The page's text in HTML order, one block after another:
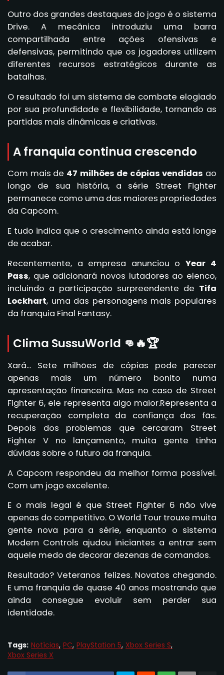
Outro dos grandes destaques do jogo é o sistema
Drive. A mecânica introduziu uma barra
compartilhada entre ações ofensivas e
defensivas, permitindo que os jogadores utilizem
diferentes recursos estratégicos durante as
batalhas.
O resultado foi um sistema de combate elogiado
por sua profundidade e flexibilidade, tornando as
partidas mais dinâmicas e criativas.
A franquia continua crescendo
Com mais de 47 milhões de cópias vendidas ao
longo de sua história, a série Street Fighter
permanece como uma das maiores propriedades
da Capcom.
E tudo indica que o crescimento ainda está longe
de acabar.
Recentemente, a empresa anunciou o Year 4
Pass, que adicionará novos lutadores ao elenco,
incluindo a participação surpreendente de Tifa
Lockhart, uma das personagens mais populares
da franquia Final Fantasy.
Clima SussuWorld 👊🔥🏆
Xará... Sete milhões de cópias pode parecer
apenas mais um número bonito numa
apresentação financeira. Mas no caso de Street
Fighter 6, ele representa algo maior.Representa a
recuperação completa da confiança dos fãs.
Depois dos problemas que cercaram Street
Fighter V no lançamento, muita gente tinha
dúvidas sobre o futuro da franquia.
A Capcom respondeu da melhor forma possível.
Com um jogo excelente.
E o mais legal é que Street Fighter 6 não vive
apenas do competitivo. O World Tour trouxe muita
gente nova para a série, enquanto o sistema
Modern Controls ajudou iniciantes a entrar sem
aquele medo de decorar dezenas de comandos.
Resultado? Veteranos felizes. Novatos chegando.
E uma franquia de quase 40 anos mostrando que
ainda consegue evoluir sem perder sua
identidade.
Tags: Notícias PC PlayStation 5 Xbox Series S
Xbox Series X